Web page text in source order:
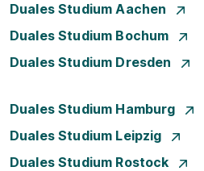
Duales Studium Aachen
Duales Studium Bochum
Duales Studium Dresden
Duales Studium Hamburg
Duales Studium Leipzig
Duales Studium Rostock